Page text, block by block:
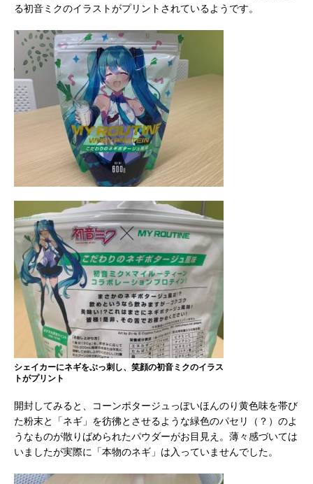
る初音ミクのイラストがプリントされているようです。
シェイカーにネギをぶっ刺し、笑顔の初音ミクのイラス
トがプリント
開封してみると、コーンポタージュっぽいほんのり黄色味を帯び
た粉末と「ネギ」を彷彿とさせるような緑色のパセリ（？）のよ
うなものが散りばめられたパウダーがお目見え。薄々感づいては
いましたが実際に「本物のネギ」は入っていませんでした。